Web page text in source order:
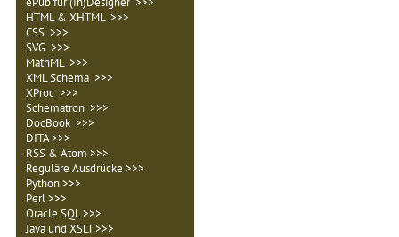
HTML & XHTML >>>
CSS >>>
SVG >>>
MathML >>>
XML Schema >>>
XProc >>>
Schematron >>>
DocBook >>>
DITA >>>
RSS & Atom >>>
Reguläre Ausdrücke >>>
Python >>>
Perl >>>
Oracle SQL >>>
Java und XSLT >>>